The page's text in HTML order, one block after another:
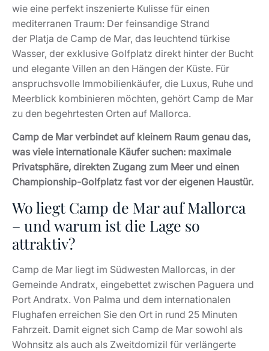
wie eine perfekt inszenierte Kulisse für einen
mediterranen Traum: Der feinsandige Strand
der Platja de Camp de Mar, das leuchtend türkise
Wasser, der exklusive Golfplatz direkt hinter der Bucht
und elegante Villen an den Hängen der Küste. Für
anspruchsvolle Immobilienkäufer, die Luxus, Ruhe und
Meerblick kombinieren möchten, gehört Camp de Mar
zu den begehrtesten Orten auf Mallorca.
Camp de Mar verbindet auf kleinem Raum genau das,
was viele internationale Käufer suchen: maximale
Privatsphäre, direkten Zugang zum Meer und einen
Championship-Golfplatz fast vor der eigenen Haustür.
Wo liegt Camp de Mar auf Mallorca
– und warum ist die Lage so
attraktiv?
Camp de Mar liegt im Südwesten Mallorcas, in der
Gemeinde Andratx, eingebettet zwischen Paguera und
Port Andratx. Von Palma und dem internationalen
Flughafen erreichen Sie den Ort in rund 25 Minuten
Fahrzeit. Damit eignet sich Camp de Mar sowohl als
Wohnsitz als auch als Zweitdomizil für verlängerte